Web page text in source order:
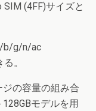
(4FF)サイズと
b/g/n/ac
。
の容量の組み合
モデルを用